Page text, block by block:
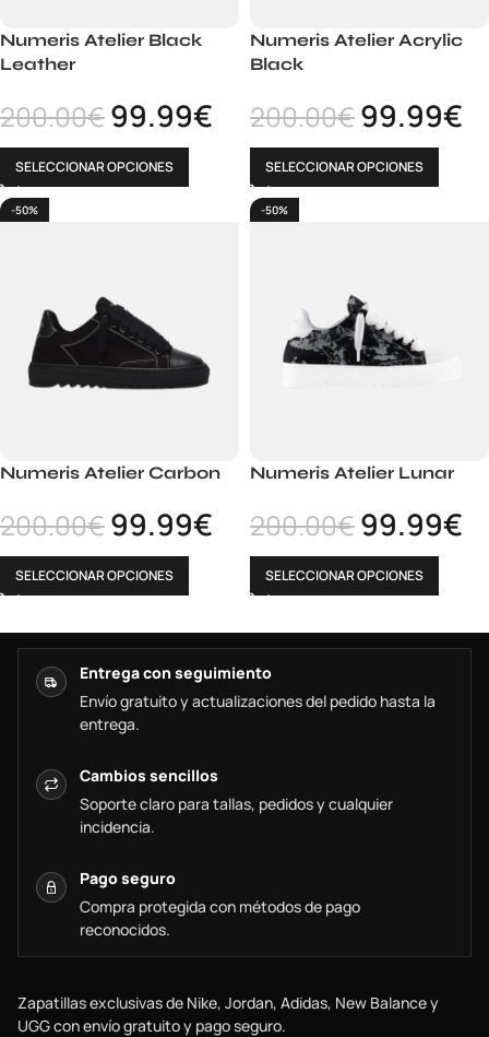
Numeris Atelier Black
Leather
200.00€99.99€
SELECCIONAR OPCIONES
Numeris Atelier Acrylic
Black
200.00€99.99€
SELECCIONAR OPCIONES
-50%
Numeris Atelier Carbon
200.00€99.99€
SELECCIONAR OPCIONES
-50%
Numeris Atelier Lunar
200.00€99.99€
SELECCIONAR OPCIONES
Entrega con seguimiento
Envío gratuito y actualizaciones del pedido hasta la
entrega.
Cambios sencillos
Soporte claro para tallas, pedidos y cualquier
incidencia.
Pago seguro
Compra protegida con métodos de pago
reconocidos.
Zapatillas exclusivas de Nike, Jordan, Adidas, New Balance y
UGG con envío gratuito y pago seguro.